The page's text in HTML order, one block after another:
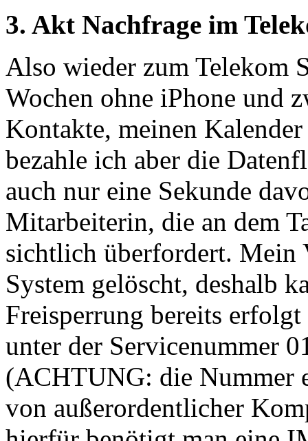
3. Akt Nachfrage im
Also wieder zum Telekom
Wochen ohne iPhone und
Kontakte, meinen
bezahle ich aber die
auch nur eine Sekunde
Mitarbeiterin, die an dem
sichtlich überfordert. Mein
System gelöscht, deshalb
Freisperrung bereits
unter der Servicenummer
(ACHTUNG: die Nummer
von außerordentlicher